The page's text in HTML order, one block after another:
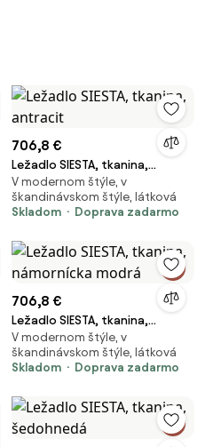
706,8 €
Ležadlo SIESTA, tkanina,
antracit
V modernom štýle, v
škandinávskom štýle, látková
Skladom
Doprava zadarmo
706,8 €
Ležadlo SIESTA, tkanina,
námornícka modrá
V modernom štýle, v
škandinávskom štýle, látková
Skladom
Doprava zadarmo